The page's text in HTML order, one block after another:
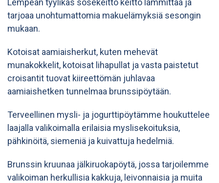
Lempeän tyylikäs sosekeitto keitto lämmittää ja
tarjoaa unohtumattomia makuelämyksiä sesongin
mukaan.
Kotoisat aamiaisherkut, kuten mehevät
munakokkelit, kotoisat lihapullat ja vasta paistetut
croisantit tuovat kiireettömän juhlavaa
aamiaishetken tunnelmaa brunssipöytään.
Terveellinen mysli- ja jogurttipöytämme houkuttelee
laajalla valikoimalla erilaisia myslisekoituksia,
pähkinöitä, siemeniä ja kuivattuja hedelmiä.
Brunssin kruunaa jälkiruokapöytä, jossa tarjoilemme
valikoiman herkullisia kakkuja, leivonnaisia ja muita